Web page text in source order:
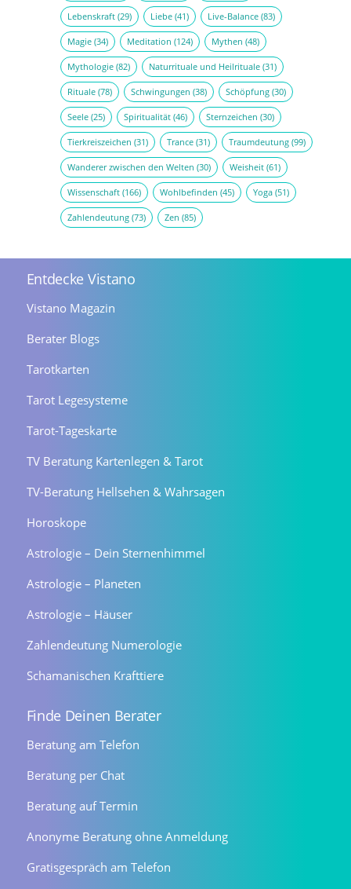
Lebenskraft(29) Liebe(41) Live-Balance(83)
Magie(34) Meditation (124) Mythen (48)
Mythologie(82) Naturrituale und Heilrituale(31)
Rituale(78) Schwingungen (38) Schöpfung(30)
Seele(25) Spiritualität(46) Sternzeichen (30)
Tierkreiszeichen (31) Trance(31) Traumdeutung(99)
Wanderer zwischen den Welten (30) Weisheit(61)
Wissenschaft(166) Wohlbefinden (45) Yoga(51)
Zahlendeutung(73) Zen (85)
Entdecke Vistano
Vistano Magazin
Berater Blogs
Tarotkarten
Tarot Legesysteme
Tarot-Tageskarte
TV Beratung Kartenlegen & Tarot
TV-Beratung Hellsehen & Wahrsagen
Horoskope
Astrologie – Dein Sternenhimmel
Astrologie – Planeten
Astrologie – Häuser
Zahlendeutung Numerologie
Schamanischen Krafttiere
Finde Deinen Berater
Beratung am Telefon
Beratung per Chat
Beratung auf Termin
Anonyme Beratung ohne Anmeldung
Gratisgespräch am Telefon